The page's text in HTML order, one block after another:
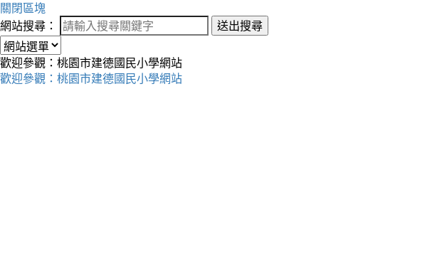
關閉區塊
網站搜尋：
送出搜尋
歡迎參觀：桃園市建德國民小學網站
歡迎參觀：桃園市建德國民小學網站